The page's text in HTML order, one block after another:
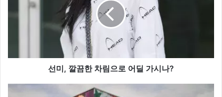
으
선미, 깔끔한 차림으로 어딜 가시나?